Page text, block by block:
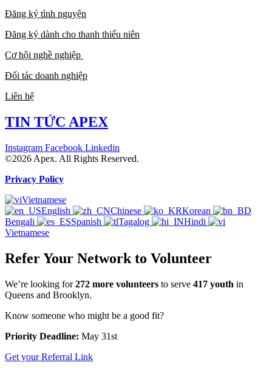
Đăng ký tình nguyện
Đăng ký dành cho thanh thiếu niên
Cơ hội nghề nghiệp
Đối tác doanh nghiệp
Liên hệ
TIN TỨC APEX
Instagram Facebook Linkedin
©2026 Apex. All Rights Reserved.
Privacy Policy
Vietnamese
English
Chinese
Korean
Bengali
Spanish Tagalog
Hindi
Vietnamese
Refer Your Network to Volunteer
We’re looking for272 more volunteers to serve 417 youth in
Queens and Brooklyn.
Know someone who might be a good fit?
Priority Deadline: May 31st
Get your Referral Link